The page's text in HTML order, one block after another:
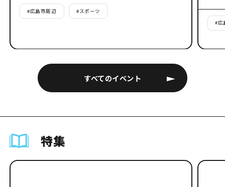
すべてのイベント
#広島市周辺 #スポーツ
#広
特集